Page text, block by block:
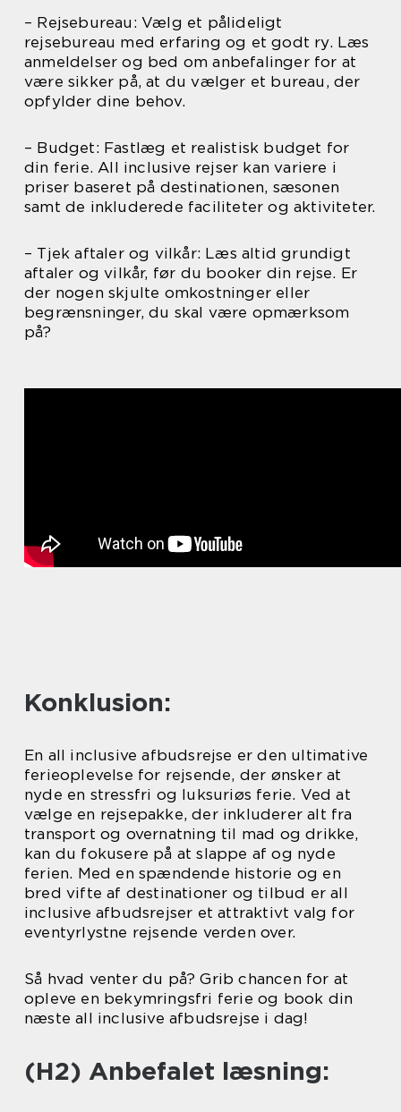
– Rejsebureau: Vælg et pålideligt
rejsebureau med erfaring og et godt ry. Læs
anmeldelser og bed om anbefalinger for at
være sikker på, at du vælger et bureau, der
opfylder dine behov.
– Budget: Fastlæg et realistisk budget for
din ferie. All inclusive rejser kan variere i
priser baseret på destinationen, sæsonen
samt de inkluderede faciliteter og aktiviteter.
– Tjek aftaler og vilkår: Læs altid grundigt
aftaler og vilkår, før du booker din rejse. Er
der nogen skjulte omkostninger eller
begrænsninger, du skal være opmærksom
på?
Konklusion:
En all inclusive afbudsrejse er den ultimative
ferieoplevelse for rejsende, der ønsker at
nyde en stressfri og luksuriøs ferie. Ved at
vælge en rejsepakke, der inkluderer alt fra
transport og overnatning til mad og drikke,
kan du fokusere på at slappe af og nyde
ferien. Med en spændende historie og en
bred vifte af destinationer og tilbud er all
inclusive afbudsrejser et attraktivt valg for
eventyrlystne rejsende verden over.
Så hvad venter du på? Grib chancen for at
opleve en bekymringsfri ferie og book din
næste all inclusive afbudsrejse i dag!
(H2) Anbefalet læsning: